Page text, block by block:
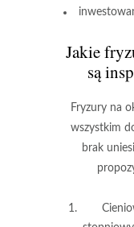
Jakie
są
Fryzury na
wszystkim
brak